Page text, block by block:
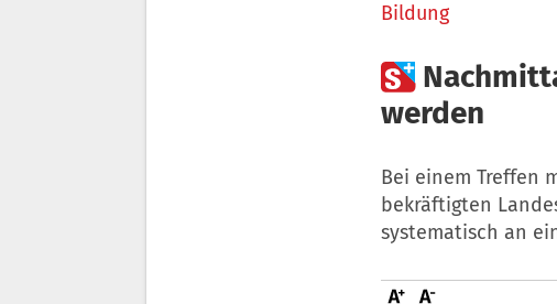
Bildung

werden
Bei einem Treffen
bekräftigten
systematisch an